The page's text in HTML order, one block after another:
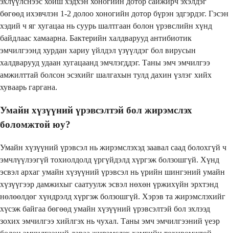
бөгөөд ихэвчлэн 1-2 долоо хоногийн дотор бүрэн эдгэрдэг. Гэсэн
хэдий ч яг хугацаа нь суурь шалтгаан болон үрэвслийн хүнд
байдлаас хамаарна. Бактерийн халдварууд антибиотик
эмчилгээнд хурдан хариу үйлдэл үзүүлдэг бол вирусын
халдварууд удаан хугацаанд эмчлэгддэг. Таны эмч эмчилгээ
амжилттай болсон эсэхийг шалгахын тулд дахин үзлэг хийх
хуваарь гаргана.
Умайн хүзүүний үрэвсэлтэй бол жирэмслэх
боломжтой юу?
Умайн хүзүүний үрэвсэл нь жирэмслэхэд заавал саад болохгүй ч
эмчлүүлээгүй тохиолдолд үргүйдэлд хүргэж болзошгүй. Хүнд
эсвэл архаг умайн хүзүүний үрэвсэл нь үрийн шингэний умайн
хүзүүгээр дамжихыг саатуулж эсвэл нөхөн үржихүйн эрхтэнд
нөлөөлдөг хүндрэлд хүргэж болзошгүй. Хэрэв та жирэмслэхийг
хүсэж байгаа бөгөөд умайн хүзүүний үрэвсэлтэй бол эхлээд
зохих эмчилгээ хийлгэх нь чухал. Таны эмч эмчилгээний үеэр